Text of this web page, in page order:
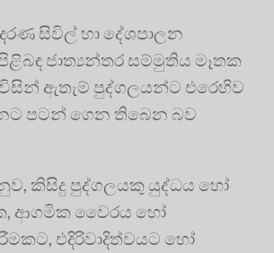
දරණ සිවිල් හා දේශපාලන
ජාත්‍යන්තර සම්මුතිය මෑතක
ඇතැම් පුද්ගලයන්ට එරෙහිව
පටන් ගෙන තිබෙන බව
කිසිදු පුද්ගලයකු යුද්ධය හෝ
ආගමික වෛරය හෝ
එදිරිවාදිත්වයට හෝ